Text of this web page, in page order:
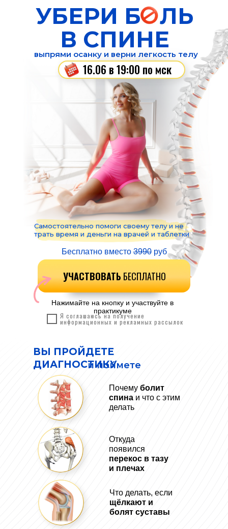
Нажимайте на кнопку и участвуйте в
практикуме
Я соглашаюсь на получение
информационных и рекламных рассылок
УБЕРИ БОЛЬ
В СПИНЕ
выпрями осанку и верни легкость телу
Самостоятельно помоги своему телу и не
трать время и деньги на врачей и таблетки
УЧАСТВОВАТЬ БЕСПЛАТНО
Бесплатно вместо3990руб
16.06 в 19:00 по мск
НА ПРАКТИКУМЕ
ВЫ ПРОЙДЕТЕ
ВЫ ПРОЙДЕТЕ
ДИАГНОСТИКУ
диагностику и поймете
и поймете
Почему болит
спина и что с этим
делать
Откуда
появился
перекос в тазу
и плечах
Что делать, если
щёлкают и
болят суставы